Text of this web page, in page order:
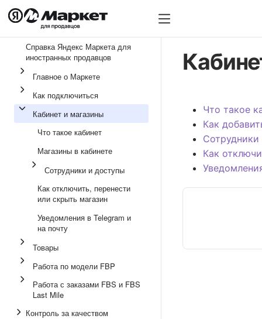
Справка Яндекс Маркета для
иностранных продавцов
Главное о Маркете
Как подключиться
Кабинет и магазины
Что такое кабинет
Магазины в кабинете
Сотрудники и доступы
Как отключить, перенести
или скрыть магазин
Уведомления в Telegram и
на почту
Товары
Работа по модели FBP
Работа с заказами FBS и FBS
Last Mile
Контроль за качеством
Что такое
Как
Как